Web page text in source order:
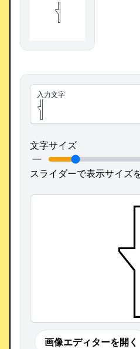
𓐪
入力文字
文字サイズ
スライダーで表示サイズ
𓐪
画像エディターを開く